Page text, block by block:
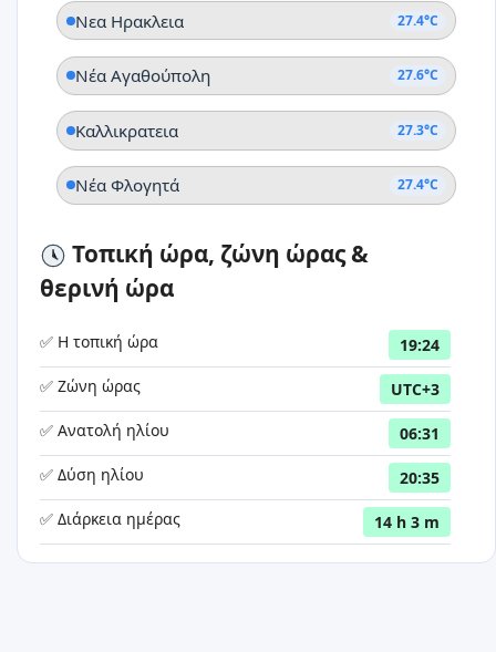
Νεα Ηρακλεια 27.4°C
Νέα Αγαθούπολη 27.6°C
Καλλικρατεια 27.3°C
Νέα Φλογητά 27.4°C
Τοπική ώρα, ζώνη ώρας &
θερινή ώρα
✅ Η τοπική ώρα
19:24
✅ Ζώνη ώρας
UTC+3
✅ Ανατολή ηλίου
06:31
✅ Δύση ηλίου
20:35
✅ Διάρκεια ημέρας
14 h 3 m